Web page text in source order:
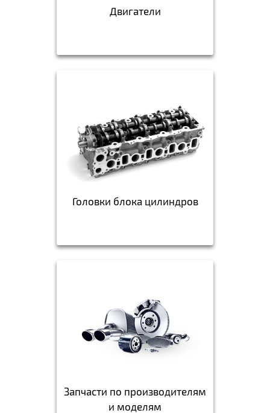
Двигатели
Головки блока цилиндров
Запчасти по производителям
и моделям